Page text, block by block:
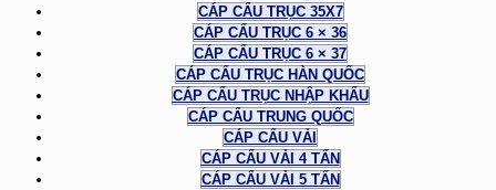
CÁP CẨU TRỤC 35X7
CÁP CẨU TRỤC 6 × 36
CÁP CẨU TRỤC 6 × 37
CÁP CẨU TRỤC HÀN QUỐC
CÁP CẨU TRỤC NHẬP KHẨU
CÁP CẨU TRUNG QUỐC
CÁP CẨU VẢI
CÁP CẨU VẢI 4 TẤN
CÁP CẨU VẢI 5 TẤN